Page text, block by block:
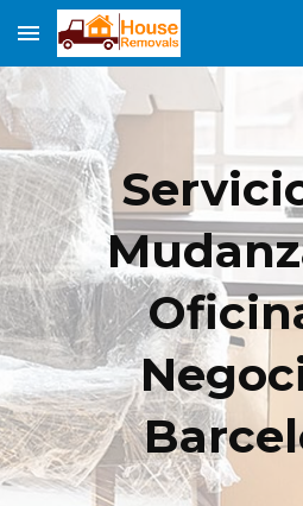
Skip to main content